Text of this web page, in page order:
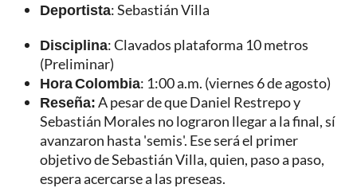
Deportista: Sebastián Villa
Disciplina: Clavados plataforma 10 metros
(Preliminar)
Hora Colombia: 1:00 a.m. (viernes 6 de agosto)
Reseña:A pesar de que Daniel Restrepo y
Sebastián Morales no lograron llegar a la final, sí
avanzaron hasta 'semis'. Ese será el primer
objetivo de Sebastián Villa, quien, paso a paso,
espera acercarse a las preseas.